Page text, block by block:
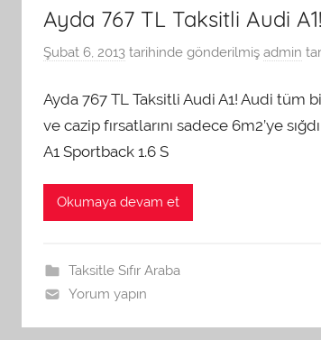
Ayda 767 TL Taksitli Audi A1!
Şubat 6, 2013 tarihinde gönderilmiş admin
Ayda 767 TL Taksitli Audi A1! Audi tüm
ve cazip fırsatlarını sadece 6m2’ye
A1 Sportback 1.6 S
Okumaya devam et
Taksitle Sıfır Araba
Yorum yapın